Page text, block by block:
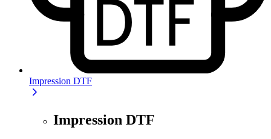
Impression DTF
Impression DTF